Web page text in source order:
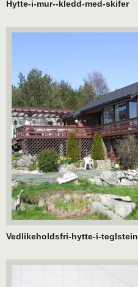
Hytte-i-mur--kledd-med-skifer
Vedlikeholdsfri-hytte-i-teglstein